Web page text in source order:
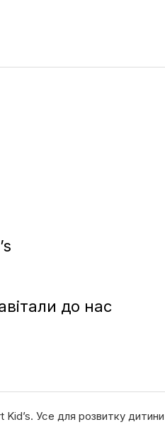
до нас
Усе для розвитку